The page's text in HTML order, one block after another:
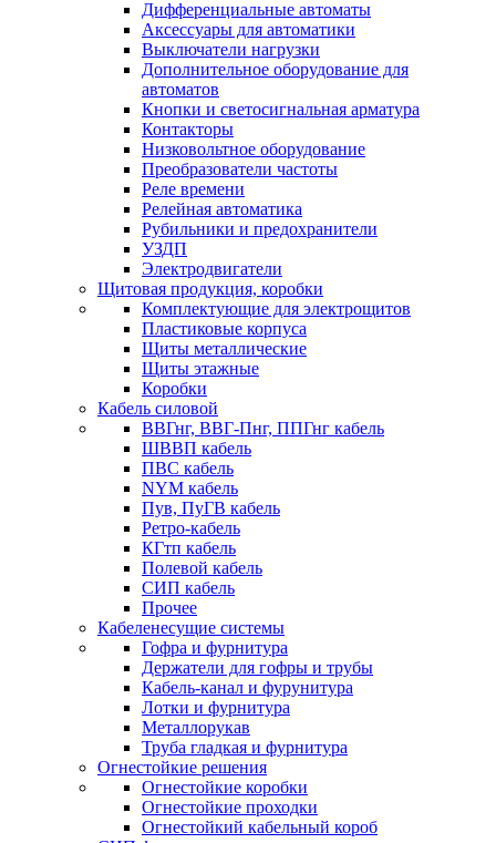
Дифференциальные автоматы
Аксессуары для автоматики
Выключатели нагрузки
Дополнительное оборудование для
автоматов
Кнопки и светосигнальная арматура
Контакторы
Низковольтное оборудование
Преобразователи частоты
Реле времени
Релейная автоматика
Рубильники и предохранители
УЗДП
Электродвигатели
Щитовая продукция, коробки
Комплектующие для электрощитов
Пластиковые корпуса
Щиты металлические
Щиты этажные
Коробки
Кабель силовой
ВВГнг, ВВГ-Пнг, ППГнг кабель
ШВВП кабель
ПВС кабель
NYM кабель
Пув, ПуГВ кабель
Ретро-кабель
КГтп кабель
Полевой кабель
СИП кабель
Прочее
Кабеленесущие системы
Гофра и фурнитура
Держатели для гофры и трубы
Кабель-канал и фурунитура
Лотки и фурнитура
Металлорукав
Труба гладкая и фурнитура
Огнестойкие решения
Огнестойкие коробки
Огнестойкие проходки
Огнестойкий кабельный короб